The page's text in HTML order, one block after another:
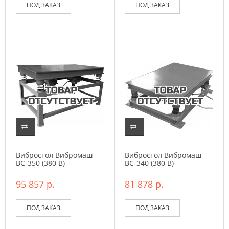
ПОД ЗАКАЗ ПОД ЗАКАЗ
Вибростол Вибромаш
ВС-350 (380 В)
95 857 р.
ПОД ЗАКАЗ
Вибростол Вибромаш
ВC-340 (380 В)
81 878 р.
ПОД ЗАКАЗ